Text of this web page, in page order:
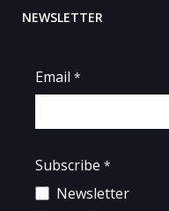
NEWSLETTER